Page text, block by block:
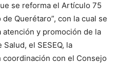
se reforma el Artículo 75
Querétaro”, con la cual se
atención y promoción de la
el SESEQ, la
con el Consejo